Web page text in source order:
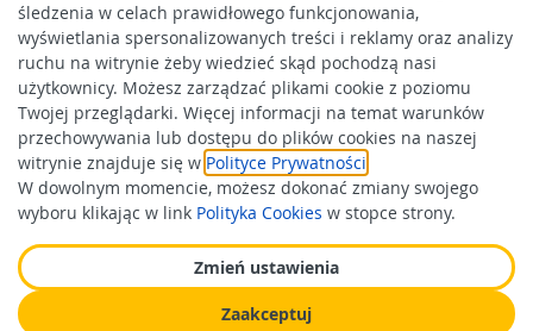
śledzenia w celach prawidłowego funkcjonowania,
wyświetlania spersonalizowanych treści i reklamy oraz analizy
ruchu na witrynie żeby wiedzieć skąd pochodzą nasi
użytkownicy. Możesz zarządzać plikami cookie z poziomu
Twojej przeglądarki. Więcej informacji na temat warunków
przechowywania lub dostępu do plików cookies na naszej
witrynie znajduje się w Polityce Prywatności
W dowolnym momencie, możesz dokonać zmiany swojego
wyboru klikając w link Polityka Cookies w stopce strony.
Zmień ustawienia
Zaakceptuj
Obowiązek informacyjny
Polityka prywatności
Polityka Cookies
Odbiór zużytego sprzętu
Wspierają nas: